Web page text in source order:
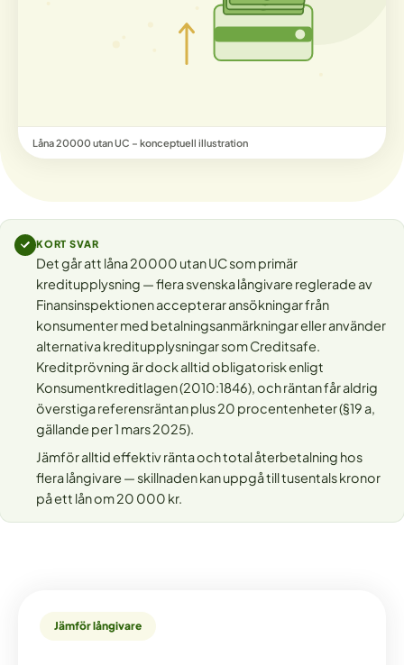
Låna 20000 utan UC – konceptuell illustration
KORT SVAR
Det går att låna 20000 utan UC som primär
kreditupplysning — flera svenska långivare reglerade av
Finansinspektionen accepterar ansökningar från
konsumenter med betalningsanmärkningar eller använder
alternativa kreditupplysningar som Creditsafe.
Kreditprövning är dock alltid obligatorisk enligt
Konsumentkreditlagen (2010:1846), och räntan får aldrig
överstiga referensräntan plus 20 procentenheter (§19 a,
gällande per 1 mars 2025).
Jämför alltid effektiv ränta och total återbetalning hos
flera långivare — skillnaden kan uppgå till tusentals kronor
på ett lån om 20 000 kr.
Jämför långivare